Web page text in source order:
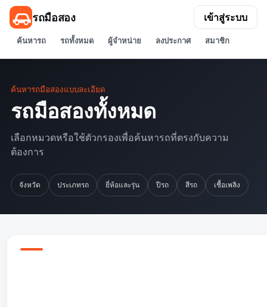
รถมือสอง
ค้นหารถ รถทั้งหมด ผู้จำหน่าย ลงประกาศ สมาชิก
เข้าสู่ระบบ
ค้นหารถมือสองแบบละเอียด
รถมือสองทั้งหมด
เลือกหมวดหรือใช้ตัวกรองเพื่อค้นหารถที่ตรงกับความ
ต้องการ
จังหวัด ประเภทรถ ยี่ห้อและรุ่น ปีรถ สีรถ เชื้อเพลิง